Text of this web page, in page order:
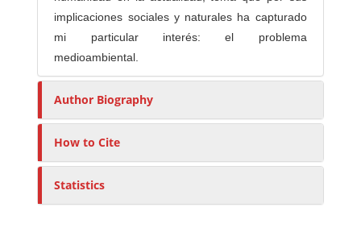
implicaciones sociales y naturales ha capturado
mi particular interés: el problema
medioambiental.
Author Biography
How to Cite
Statistics